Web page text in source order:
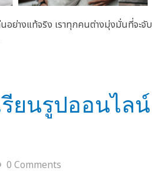
อย่างแท้จริง เราทุกคนต่างมุ่งมั่นที่จะจับ
รียนรูปออนไลน์
0 Comments